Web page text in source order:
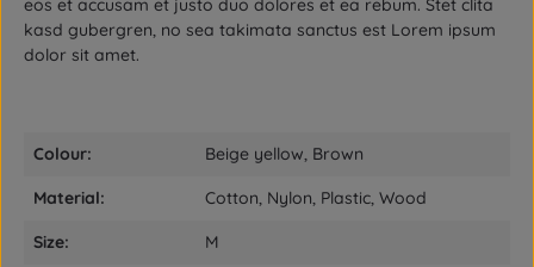
kasd gubergren, no sea takimata sanctus est Lorem ipsum
dolor sit amet.
Colour: Beige yellow, Brown
Material: Cotton, Nylon, Plastic, Wood
Size: M